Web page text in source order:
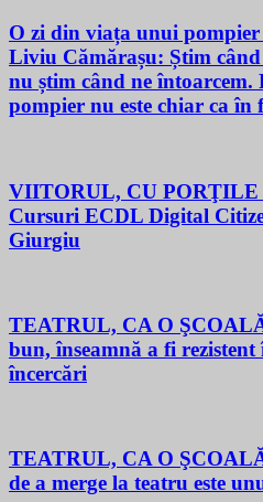
O zi din viața unui
Liviu Cămărașu: Știm când
nu știm când ne întoarcem.
pompier nu este chiar ca în
VIITORUL, CU PORŢILE
Cursuri ECDL Digital
Giurgiu
TEATRUL, CA O
bun, înseamnă a fi
încercări
TEATRUL, CA O
de a merge la teatru este